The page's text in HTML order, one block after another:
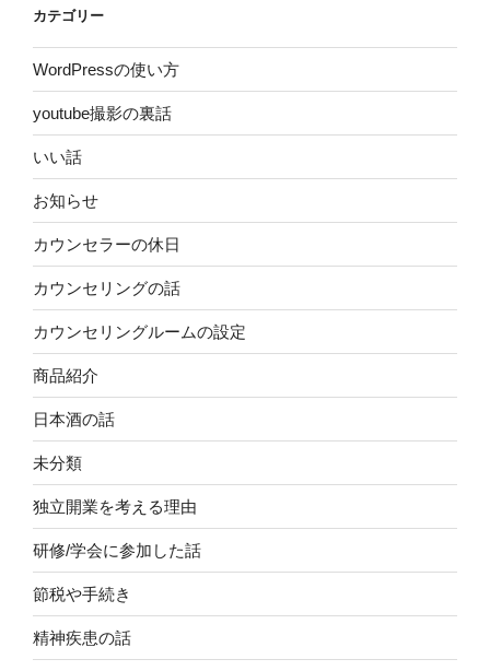
カテゴリー
WordPressの使い方
youtube撮影の裏話
いい話
お知らせ
カウンセラーの休日
カウンセリングの話
カウンセリングルームの設定
商品紹介
日本酒の話
未分類
独立開業を考える理由
研修/学会に参加した話
節税や手続き
精神疾患の話